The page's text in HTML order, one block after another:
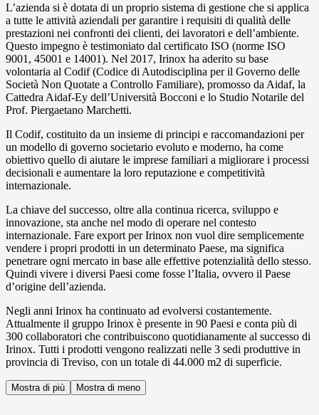
L’azienda si è dotata di un proprio sistema di gestione che si applica
a tutte le attività aziendali per garantire i requisiti di qualità delle
prestazioni nei confronti dei clienti, dei lavoratori e dell’ambiente.
Questo impegno è testimoniato dal certificato ISO (norme ISO
9001, 45001 e 14001). Nel 2017, Irinox ha aderito su base
volontaria al Codif (Codice di Autodisciplina per il Governo delle
Società Non Quotate a Controllo Familiare), promosso da Aidaf, la
Cattedra Aidaf-Ey dell’Università Bocconi e lo Studio Notarile del
Prof. Piergaetano Marchetti.
Il Codif, costituito da un insieme di principi e raccomandazioni per
un modello di governo societario evoluto e moderno, ha come
obiettivo quello di aiutare le imprese familiari a migliorare i processi
decisionali e aumentare la loro reputazione e competitività
internazionale.
La chiave del successo, oltre alla continua ricerca, sviluppo e
innovazione, sta anche nel modo di operare nel contesto
internazionale. Fare export per Irinox non vuol dire semplicemente
vendere i propri prodotti in un determinato Paese, ma significa
penetrare ogni mercato in base alle effettive potenzialità dello stesso.
Quindi vivere i diversi Paesi come fosse l’Italia, ovvero il Paese
d’origine dell’azienda.
Negli anni Irinox ha continuato ad evolversi costantemente.
Attualmente il gruppo Irinox è presente in 90 Paesi e conta più di
300 collaboratori che contribuiscono quotidianamente al successo di
Irinox. Tutti i prodotti vengono realizzati nelle 3 sedi produttive in
provincia di Treviso, con un totale di 44.000 m2 di superficie.
Mostra di più Mostra di meno